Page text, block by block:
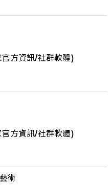
方資訊/社群軟體)
方資訊/社群軟體)
術